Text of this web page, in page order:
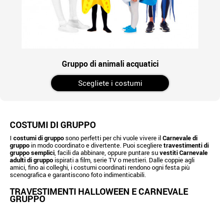
Gruppo di animali acquatici
Scegliete i costumi
COSTUMI DI GRUPPO
I costumi di grupposono perfetti per chi vuole vivere ilCarnevale di
gruppo in modo coordinato e divertente. Puoi sceglieretravestimenti di
gruppo semplici , facili da abbinare, oppure puntare suvestiti Carnevale
adulti di gruppo ispirati a film, serie TV o mestieri. Dalle coppie agli
amici, fino ai colleghi, i costumi coordinati rendono ogni festa più
scenografica e garantiscono foto indimenticabili.
TRAVESTIMENTI HALLOWEEN E CARNEVALE
GRUPPO